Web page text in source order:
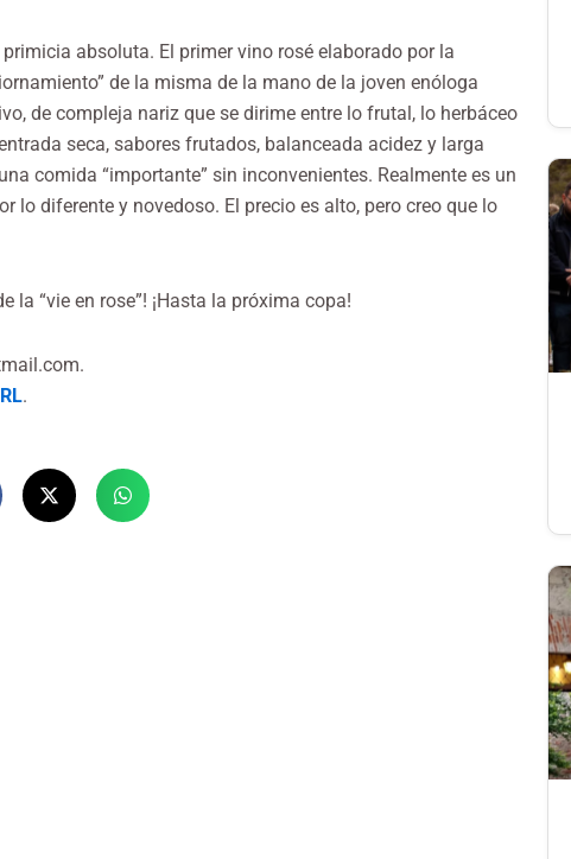
primicia absoluta. El primer vino rosé elaborado por la
de la misma de la mano de la joven enóloga
de compleja nariz que se dirime entre lo frutal, lo herbáceo
seca, sabores frutados, balanceada acidez y larga
comida “importante” sin inconvenientes. Realmente es un
lo diferente y novedoso. El precio es alto, pero creo que lo
la “vie en rose”! ¡Hasta la próxima copa!
.
.